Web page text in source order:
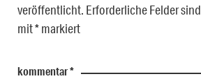
veröffentlicht. Erforderliche Felder sind
mit*markiert
kommentar*